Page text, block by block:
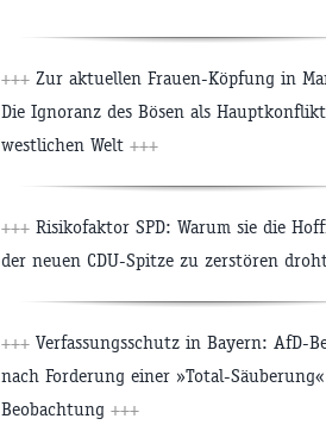
+++ Zur aktuellen Frauen-Köpfung in
Die Ignoranz des Bösen als
westlichen Welt +++
+++ Risikofaktor SPD: Warum sie die
der neuen CDU-Spitze zu zerstören
+++ Verfassungsschutz in Bayern: AfD-
nach Forderung einer »Total-
Beobachtung +++